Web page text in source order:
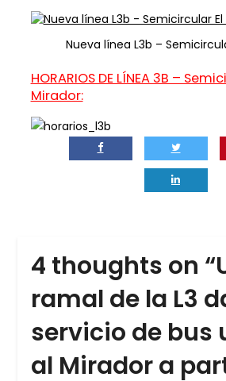
Nueva línea L3b –
HORARIOS DE LÍNEA 3B –
Mirador:
4 thoughts on “
ramal de la L3
servicio de bus
al Mirador a